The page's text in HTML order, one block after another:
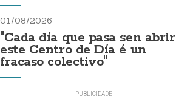
01/08/2026
"Cada día que pasa sen abrir
este Centro de Día é un
fracaso colectivo"